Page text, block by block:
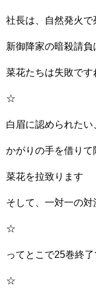
社長は、自然発火
新御降家の暗殺請負
菜花たちは失敗です
☆
白眉に認められた
かがりの手を借り
菜花を拉致ります
そして、一対一の対
☆
ってとこで25巻終了
☆